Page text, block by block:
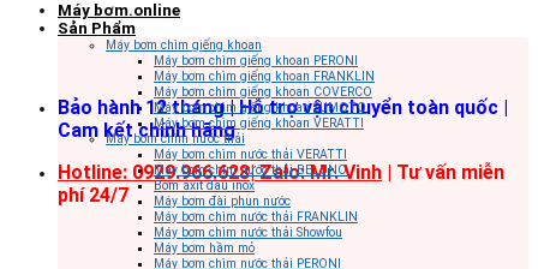
Bảo hành 12 tháng | Hỗ trợ vận chuyển toàn quốc |
Cam kết chính hãng
Hotline: 0929.966.628|Zalo: Mr. Vinh | Tư vấn miễn
phí 24/7
Máy bơm.online
Sản Phẩm
Máy bơm chìm giếng khoan
Máy bơm chìm giếng khoan PERONI
Máy bơm chìm giếng khoan FRANKLIN
Máy bơm chìm giếng khoan COVERCO
Máy bơm chìm giếng khoan SUMOTO
Máy bơm chìm giếng khoan VERATTI
Máy bơm chìm nước thải
Máy bơm chìm nước thải VERATTI
Máy bơm chìm nước thải BELUNO
Bơm axit đầu inox
Máy bơm đài phun nước
Máy bơm chìm nước thải FRANKLIN
Máy bơm chìm nước thải Showfou
Máy bơm hầm mỏ
Máy bơm chìm nước thải PERONI